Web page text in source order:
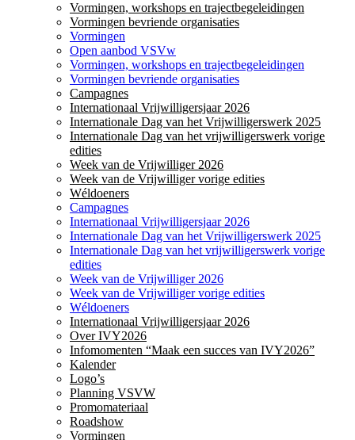
Vormingen, workshops en trajectbegeleidingen
Vormingen bevriende organisaties
Vormingen
Open aanbod VSVw
Vormingen, workshops en trajectbegeleidingen
Vormingen bevriende organisaties
Campagnes
Internationaal Vrijwilligersjaar 2026
Internationale Dag van het Vrijwilligerswerk 2025
Internationale Dag van het vrijwilligerswerk vorige
edities
Week van de Vrijwilliger 2026
Week van de Vrijwilliger vorige edities
Wéldoeners
Campagnes
Internationaal Vrijwilligersjaar 2026
Internationale Dag van het Vrijwilligerswerk 2025
Internationale Dag van het vrijwilligerswerk vorige
edities
Week van de Vrijwilliger 2026
Week van de Vrijwilliger vorige edities
Wéldoeners
Internationaal Vrijwilligersjaar 2026
Over IVY2026
Infomomenten “Maak een succes van IVY2026”
Kalender
Logo’s
Planning VSVW
Promomateriaal
Roadshow
Vormingen